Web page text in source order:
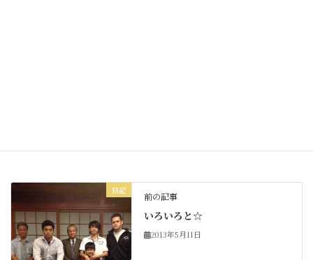
日記
前の記事
いろいろと☆
2013年5月11日